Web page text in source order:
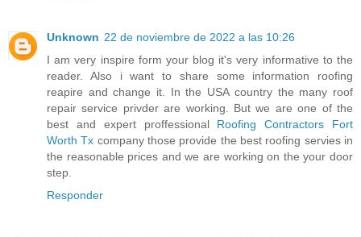
Unknown 22 de noviembre de 2022 a las 10:26
I am very inspire form your blog it's very informative to the
reader. Also i want to share some information roofing
reapire and change it. In the USA country the many roof
repair service privder are working. But we are one of the
best and expert proffessional Roofing Contractors Fort
Worth Tx company those provide the best roofing servies in
the reasonable prices and we are working on the your door
step.
Responder